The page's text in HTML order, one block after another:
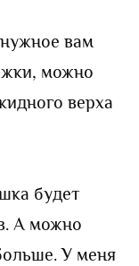
вам
можно
верха
будет
А можно
У меня